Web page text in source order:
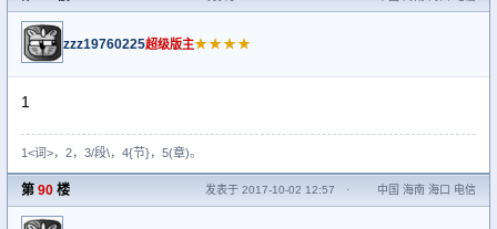
zzz19760225超级版主★★★★
1
1<词>，2，3/段\，4{节}，5(章)。
第 90 楼 发表于 2017-10-02 12:57 · 中国 海南 海口 电信